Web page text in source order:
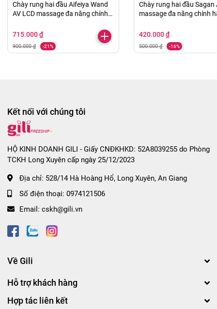
Chày rung hai đầu Aifeiya Wand
AV LCD massage đa năng chính
715.000 ₫
900.000 ₫ -21%
Chày rung hai đầu Sagan
massage đa năng chính
420.000 ₫
500.000 ₫ -16%
Kết nối với chúng tôi
HỘ KINH DOANH GILI - Giấy CNĐKHKD: 52A8039255 do Phòng
TCKH Long Xuyên cấp ngày 25/12/2023
Địa chỉ: 528/14 Hà Hoàng Hổ, Long Xuyên, An Giang
Số điện thoại: 0974121506
Email: cskh@gili.vn
Về Gili
Hỗ trợ khách hàng
Hợp tác liên kết